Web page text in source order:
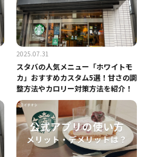
2025.07.31
スタバの人気メニュー「ホワイトモ
カ」おすすめカスタム5選！甘さの調
整方法やカロリー対策方法を紹介！